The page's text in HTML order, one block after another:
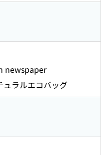
newspaper
ュラルエコバッグ